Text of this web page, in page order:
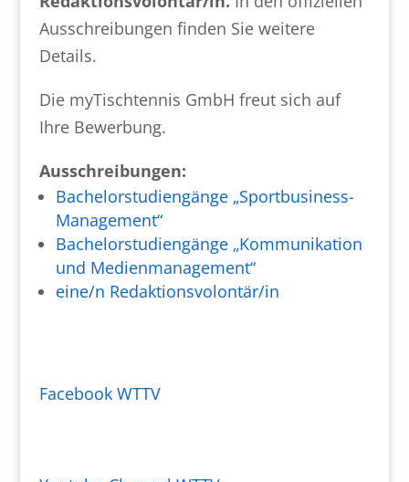
Ausschreibungen finden Sie weitere
Details.
Die myTischtennis GmbH freut sich auf
Ihre Bewerbung.
Ausschreibungen:
Bachelorstudiengänge „Sportbusiness-
Management“
Bachelorstudiengänge „Kommunikation
und Medienmanagement“
eine/n Redaktionsvolontär/in
Facebook WTTV